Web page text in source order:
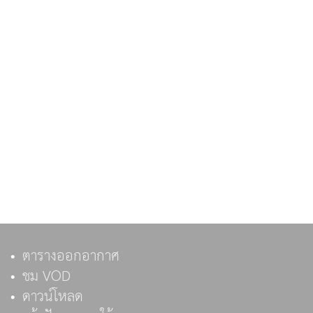
ตารางออกอากาศ
ชม VOD
ดาวน์โหลด